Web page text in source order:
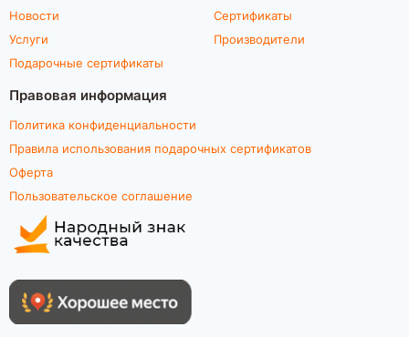
Новости
Услуги
Подарочные сертификаты
Сертификаты
Производители
Правовая информация
Политика конфиденциальности
Правила использования подарочных сертификатов
Оферта
Пользовательское соглашение